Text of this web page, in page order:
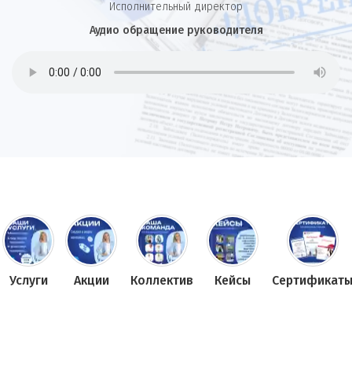
И сполнительный директор
Аудио обращение руководителя
Услуги Акции Коллектив Кейсы Сертификаты